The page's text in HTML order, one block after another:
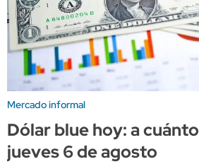
Mercado informal
Dólar blue hoy: a
jueves 6 de agosto